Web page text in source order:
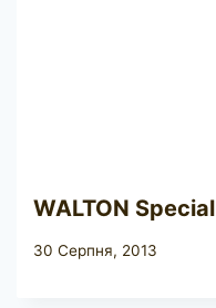
WALTON Special
30 Серпня, 2013